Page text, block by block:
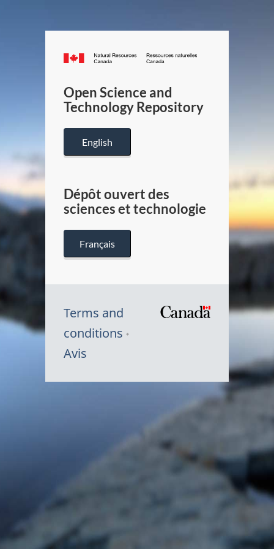
Canada.ca
/
Canada
Open Science and
Technology Repository
English
Dépôt ouvert des
sciences et technologie
Français
Terms and
conditions
Avis
du